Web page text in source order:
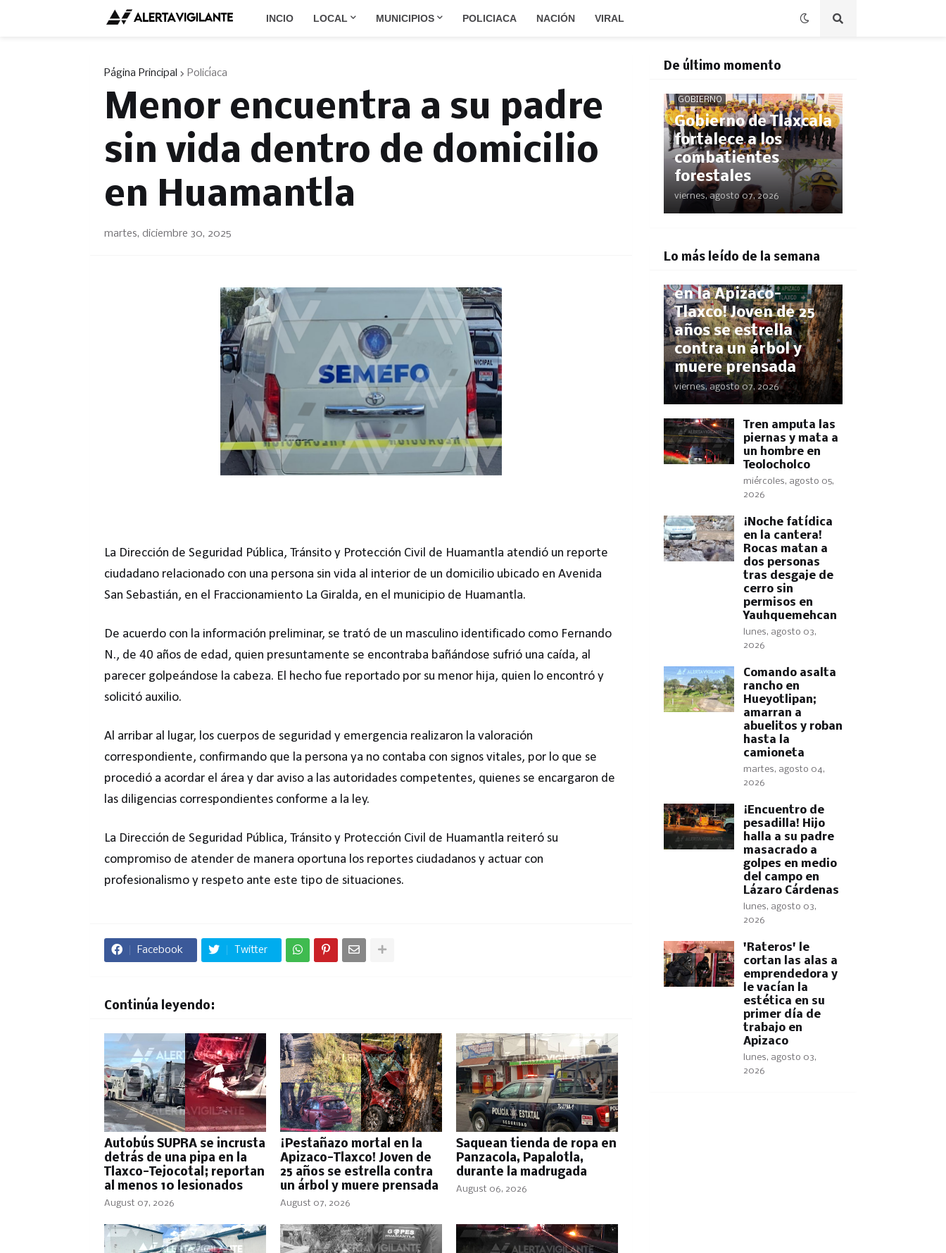
INCIO LOCAL MUNICIPIOS POLICIACA NACIÓN VIRAL
Página Principal Policíaca
Menor encuentra a su padre
sin vida dentro de domicilio
en Huamantla
martes, diciembre 30, 2025
La Dirección de Seguridad Pública, Tránsito y Protección Civil de Huamantla atendió un reporte
ciudadano relacionado con una persona sin vida al interior de un domicilio ubicado en Avenida
San Sebastián, en el Fraccionamiento La Giralda, en el municipio de Huamantla.
De acuerdo con la información preliminar, se trató de un masculino identificado como Fernando
N., de 40 años de edad, quien presuntamente se encontraba bañándose sufrió una caída, al
parecer golpeándose la cabeza. El hecho fue reportado por su menor hija, quien lo encontró y
solicitó auxilio.
Al arribar al lugar, los cuerpos de seguridad y emergencia realizaron la valoración
correspondiente, confirmando que la persona ya no contaba con signos vitales, por lo que se
procedió a acordar el área y dar aviso a las autoridades competentes, quienes se encargaron de
las diligencias correspondientes conforme a la ley.
La Dirección de Seguridad Pública, Tránsito y Protección Civil de Huamantla reiteró su
compromiso de atender de manera oportuna los reportes ciudadanos y actuar con
profesionalismo y respeto ante este tipo de situaciones.
Facebook Twitter
Continúa leyendo:
Autobús SUPRA se incrusta
detrás de una pipa en la
Tlaxco-Tejocotal; reportan
al menos 10 lesionados
August 07, 2026
¡Pestañazo mortal en la
Apizaco-Tlaxco! Joven de
25 años se estrella contra
un árbol y muere prensada
August 07, 2026
Saquean tienda de ropa en
Panzacola, Papalotla,
durante la madrugada
August 06, 2026
De último momento
GOBIERNO
Gobierno de Tlaxcala
fortalece a los
combatientes
forestales
viernes, agosto 07, 2026
Lo más leído de la semana
POLICÍACA
en la Apizaco-
Tlaxco! Joven de 25
años se estrella
contra un árbol y
muere prensada
viernes, agosto 07, 2026
Tren amputa las
piernas y mata a
un hombre en
Teolocholco
miércoles, agosto 05,
2026
​¡Noche fatídica
en la cantera!
Rocas matan a
dos personas
tras desgaje de
cerro sin
permisos en
Yauhquemehcan
lunes, agosto 03,
2026
Comando asalta
rancho en
Hueyotlipan;
amarran a
abuelitos y roban
hasta la
camioneta
martes, agosto 04,
2026
​¡Encuentro de
pesadilla! Hijo
halla a su padre
masacrado a
golpes en medio
del campo en
Lázaro Cárdenas
lunes, agosto 03,
2026
'Rateros' le
cortan las alas a
emprendedora y
le vacían la
estética en su
primer día de
trabajo en
Apizaco
lunes, agosto 03,
2026